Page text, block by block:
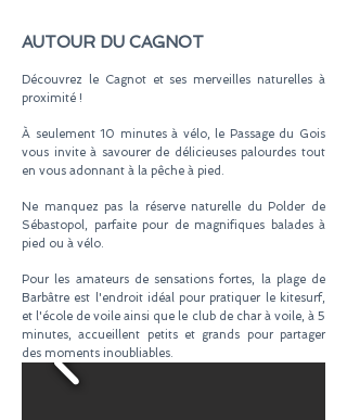
AUTOUR DU CAGNOT
Découvrez le Cagnot et ses merveilles naturelles à
proximité !
À seulement 10 minutes à vélo, le Passage du Gois
vous invite à savourer de délicieuses palourdes tout
en vous adonnant à la pêche à pied.
Ne manquez pas la réserve naturelle du Polder de
Sébastopol, parfaite pour de magnifiques balades à
pied ou à vélo.
Pour les amateurs de sensations fortes, la plage de
Barbâtre est l'endroit idéal pour pratiquer le kitesurf,
et l'école de voile ainsi que le club de char à voile, à 5
minutes, accueillent petits et grands pour partager
des moments inoubliables.